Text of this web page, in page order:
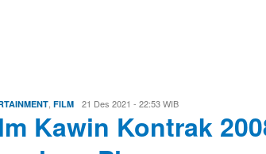
FILM Evo
Kusnady
21 Des 2021 - 22:53 WIB
Kawin Kontrak